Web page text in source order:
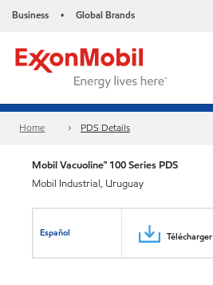
Business • Global Brands
Home PDS Details
Mobil Vacuoline™ 100 Series PDS
Mobil Industrial, Uruguay
Español Télécharger